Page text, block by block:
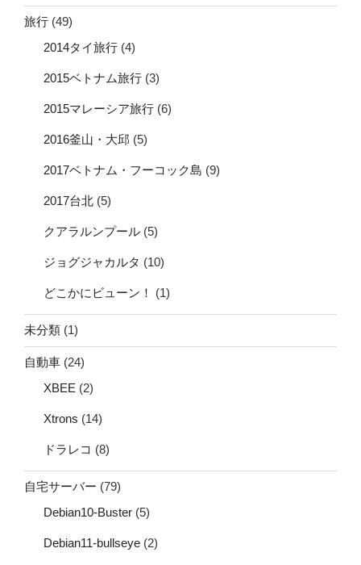
旅行 (49)
2014タイ旅行 (4)
2015ベトナム旅行 (3)
2015マレーシア旅行 (6)
2016釜山・大邱 (5)
2017ベトナム・フーコック島 (9)
2017台北 (5)
クアラルンプール (5)
ジョグジャカルタ (10)
どこかにビューン！ (1)
未分類 (1)
自動車 (24)
XBEE (2)
Xtrons (14)
ドラレコ (8)
自宅サーバー (79)
Debian10-Buster (5)
Debian11-bullseye (2)